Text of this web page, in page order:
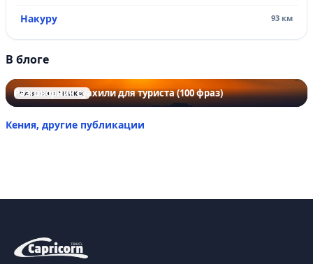
Накуру 93 км
В блоге
РАЗГОВОРНИКИ
Разговорник суахили для туриста (100 фраз)
Кения, другие публикации